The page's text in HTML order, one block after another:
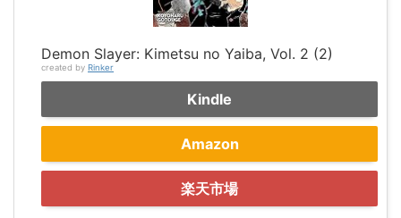
Demon Slayer: Kimetsu no Yaiba, Vol. 2 (2)
created by Rinker
Kindle
Amazon
楽天市場